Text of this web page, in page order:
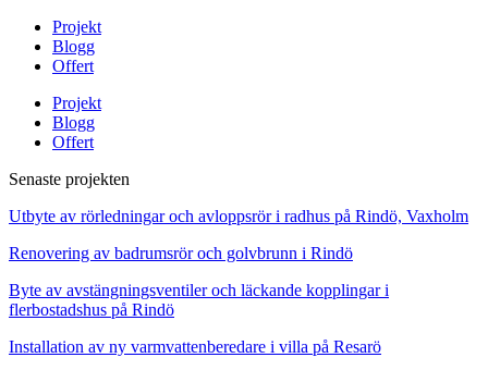
Projekt
Blogg
Offert
Projekt
Blogg
Offert
Senaste projekten
Utbyte av rörledningar och avloppsrör i radhus på Rindö, Vaxholm
Renovering av badrumsrör och golvbrunn i Rindö
Byte av avstängningsventiler och läckande kopplingar i
flerbostadshus på Rindö
Installation av ny varmvattenberedare i villa på Resarö